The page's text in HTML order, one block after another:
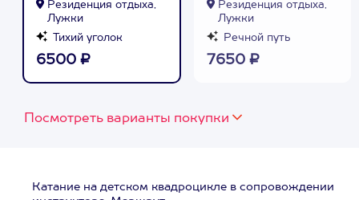
Резиденция отдыха,
Лужки
Тихий уголок
6500 ₽
Резиденция отдыха,
Лужки
Речной путь
7650 ₽
Посмотреть варианты покупки
Катание на детском квадроцикле в сопровождении